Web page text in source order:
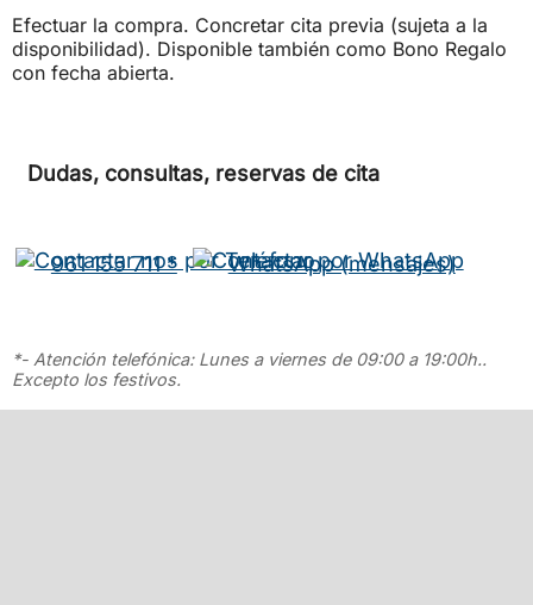
Efectuar la compra. Concretar cita previa (sujeta a la
disponibilidad). Disponible también como Bono Regalo
con fecha abierta.
Dudas, consultas, reservas de cita
961 155 711 * WhatsApp (mensajes)
*- Atención telefónica: Lunes a viernes de 09:00 a 19:00h..
Excepto los festivos.